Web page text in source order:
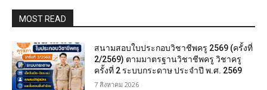
MOST READ
สนามสอบใบประกอบวิชาชีพครู 2569 (ครั้งที่
2/2569) ตามมาตรฐานวิชาชีพครู วิชาครู
ครั้งที่ 2 ระบบกระดาษ ประจำปี พ.ศ. 2569
7 สิงหาคม 2026